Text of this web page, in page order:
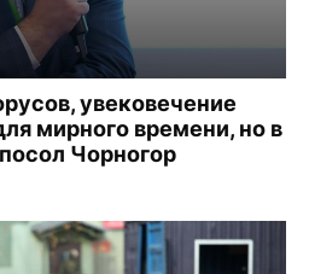
увековечение
мирного времени, но в
Чорногор